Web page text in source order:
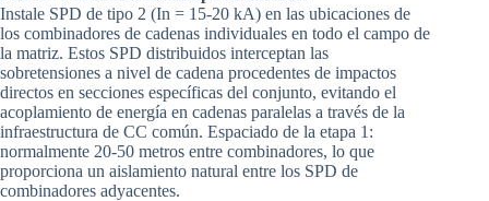
Instale SPD de tipo 2 (In = 15-20 kA) en las ubicaciones de
los combinadores de cadenas individuales en todo el campo de
la matriz. Estos SPD distribuidos interceptan las
sobretensiones a nivel de cadena procedentes de impactos
directos en secciones específicas del conjunto, evitando el
acoplamiento de energía en cadenas paralelas a través de la
infraestructura de CC común. Espaciado de la etapa 1:
normalmente 20-50 metros entre combinadores, lo que
proporciona un aislamiento natural entre los SPD de
combinadores adyacentes.